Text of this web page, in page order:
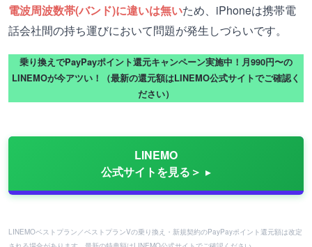
電波周波数帯(バンド)に違いは無いため、iPhoneは携帯電
話会社間の持ち運びにおいて問題が発生しづらいです。
乗り換えでPayPayポイント還元キャンペーン実施中！月990円〜の
LINEMOが今アツい！（最新の還元額はLINEMO公式サイトでご確認く
ださい）
LINEMO
公式サイトを見る＞
LINEMOベストプラン／ベストプランVの乗り換え・新規契約のPayPayポイント還元額は改定